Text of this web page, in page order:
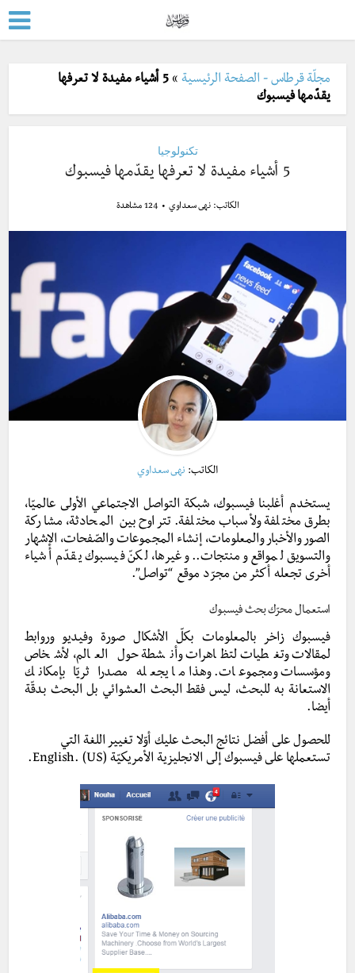
مجلّة قرطاس - الصفحة الرئيسية »
5 أشياء مفيدة لا تعرفها
يقدّمها فيسبوك
تكنولوجيا
5 أشياء مفيدة لا تعرفها يقدّمها فيسبوك
الكاتب:نهى سعداوي 124 مشاهدة
الكاتب: نهى سعداوي
يستخدم أغلبنا فيسبوك، شبكة التواصل الاجتماعي الأولى عالميّا،
بطرق مختلفة ولأسباب مختلفة. تتراوح بين المحادثة، مشاركة
الصور والأخبار والمعلومات، إنشاء المجموعات والصّفحات، الإشهار
والتسويق لمواقع ومنتجات.. وغيرها، لكنّ فيسبوك يقدّم أشياء
أخرى تجعله أكثر من مجرّد موقع “تواصل”.
استعمال محرّك بحث فيسبوك
فيسبوك زاخر بالمعلومات بكلّ الأشكال صورة وفيديو وروابط
لمقالات وتغطيات لتظاهرات وأنشطة حول العالم، لأشخاص
ومؤسسات ومجموعات. وهذا ما يجعله مصدرا ثريّا بإمكانك
الاستعانة به للبحث، ليس فقط البحث العشوائي بل البحث بدقّة
أيضا.
للحصول على أفضل نتائج البحث عليك أوّلا تغيير اللغة التي
تستعملها على فيسبوك إلى الانجليزية الأمريكيّة (English. (US.